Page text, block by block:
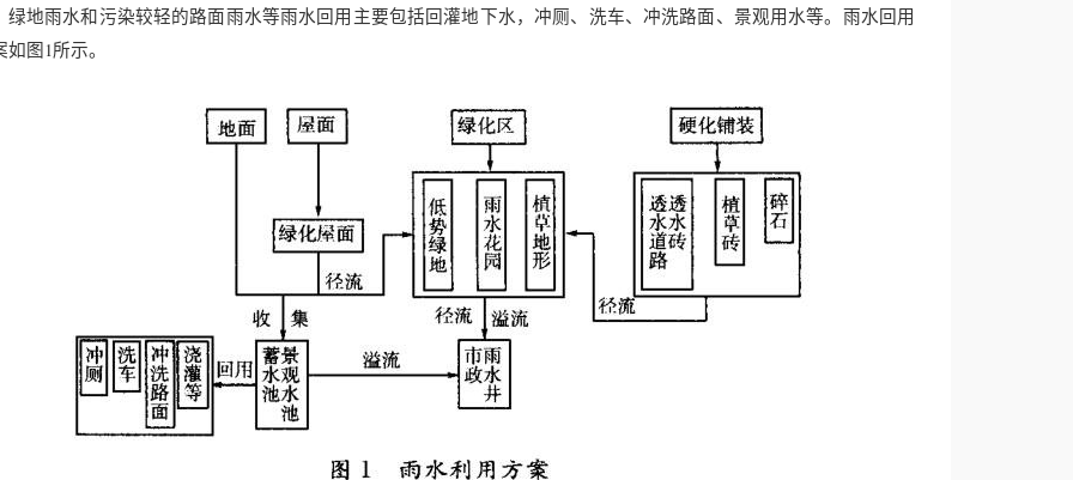
绿地雨水和污染较轻的路面雨水等雨水回用主要包括回灌地下水，冲厕、洗车、冲洗路面、景观用水等。雨水回用
如图1所示。